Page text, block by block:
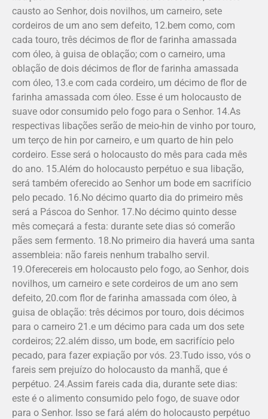
causto ao Senhor, dois novilhos, um carneiro, sete
cordeiros de um ano sem defeito, 12.bem como, com
cada touro, três décimos de flor de farinha amassada
com óleo, à guisa de oblação; com o carneiro, uma
oblação de dois décimos de flor de farinha amassada
com óleo, 13.e com cada cordeiro, um décimo de flor de
farinha amassada com óleo. Esse é um holocausto de
suave odor consumido pelo fogo para o Senhor. 14.As
respectivas libações serão de meio-hin de vinho por touro,
um terço de hin por carneiro, e um quarto de hin pelo
cordeiro. Esse será o holocausto do mês para cada mês
do ano. 15.Além do holocausto perpétuo e sua liba­ção,
será também oferecido ao Senhor um bode em sacrifício
pelo pecado. 16.No décimo quarto dia do primeiro mês
será a Páscoa do Senhor. 17.No décimo quinto desse
mês começará a festa: durante sete dias só comerão
pães sem fermento. 18.No primeiro dia haverá uma santa
assembleia: não fareis nenhum trabalho servil.
19.Oferecereis em holocaus­to pelo fogo, ao Senhor, dois
novilhos, um carneiro e sete cordeiros de um ano sem
defeito, 20.com flor de farinha amassada com óleo, à
guisa de oblação: três décimos por touro, dois décimos
para o carneiro 21.e um décimo para cada um dos sete
cordeiros; 22.além disso, um bode, em sacrifício pelo
pecado, para fazer expiação por vós. 23.Tudo isso, vós o
fareis sem prejuízo do holocausto da manhã, que é
perpétuo. 24.Assim fareis cada dia, durante sete dias:
este é o alimento consumido pelo fogo, de suave odor
para o Senhor. Isso se fará além do holocausto perpétuo